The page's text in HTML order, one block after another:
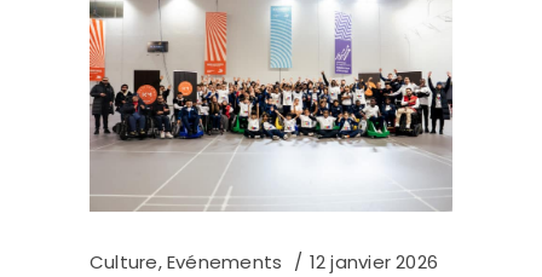
Culture,Evénements 12 janvier 2026